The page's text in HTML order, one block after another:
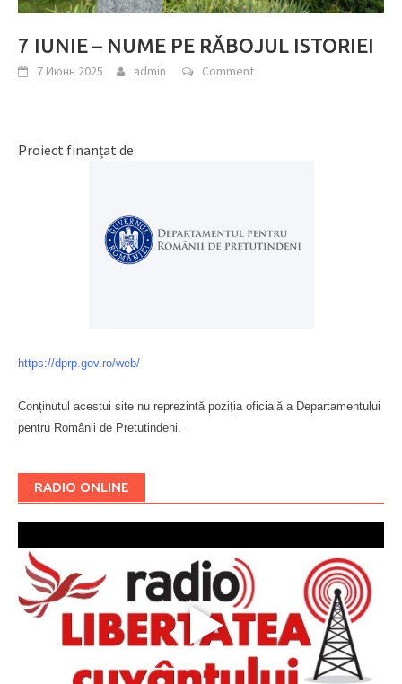
7 IUNIE – NUME PE RĂBOJUL ISTORIEI
7 Июнь 2025 admin Comment
Proiect finanțat de
https://dprp.gov.ro/web/
Conținutul acestui site nu reprezintă poziția oficială a Departamentului
pentru Românii de Pretutindeni.
RADIO ONLINE